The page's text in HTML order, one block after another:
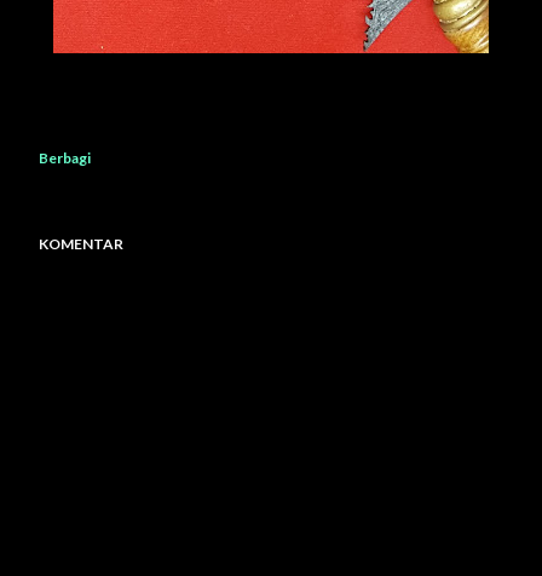
Berbagi
KOMENTAR